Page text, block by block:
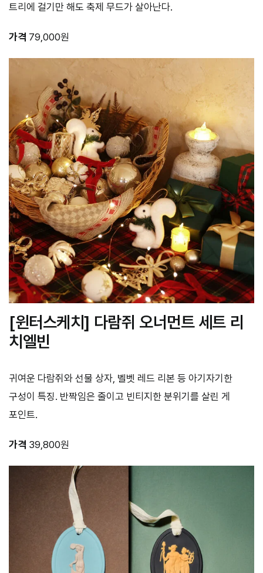
트리에 걸기만 해도 축제 무드가 살아난다.
가격 79,000원
[윈터스케치] 다람쥐 오너먼트 세트 리
치엘빈
귀여운 다람쥐와 선물 상자, 벨벳 레드 리본 등 아기자기한
구성이 특징. 반짝임은 줄이고 빈티지한 분위기를 살린 게
포인트.
가격 39,800원